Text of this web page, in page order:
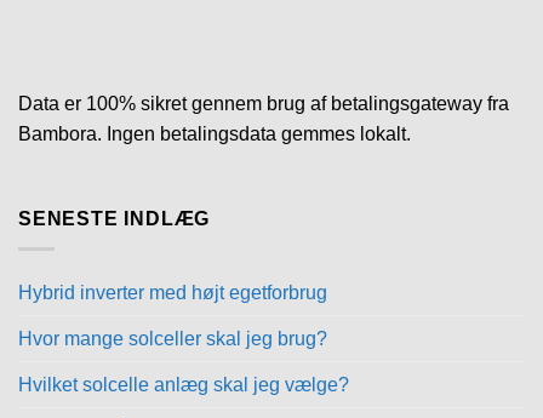
Data er 100% sikret gennem brug af betalingsgateway fra
Bambora. Ingen betalingsdata gemmes lokalt.
SENESTE INDLÆG
Hybrid inverter med højt egetforbrug
Hvor mange solceller skal jeg brug?
Hvilket solcelle anlæg skal jeg vælge?